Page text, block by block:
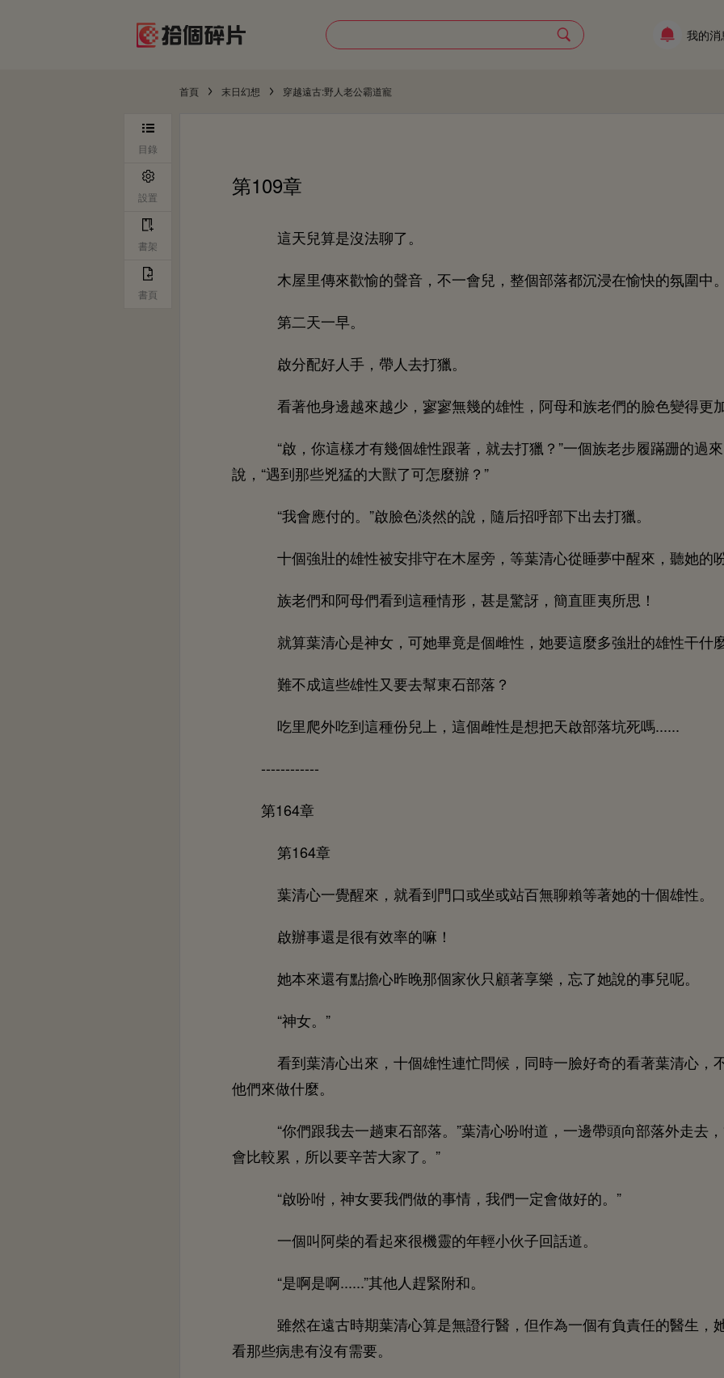
我的消
首頁 末日幻想 穿越遠古:野人老公霸道寵
目錄
設置
書架
書頁
第109章
兒算 沒法聊
。
里傳
愉 音， 兒， 個部落都沉浸 愉 氛圍
第
。
啟分配好
，帶
打獵。
著
邊越 越 ，寥寥無幾 雄性，阿母 族老們
變得更
“啟，
樣才 幾個雄性跟著，就 打獵？” 個族老步履蹣跚 過
，“遇到
些兇猛 獸
麼辦？”
“
應付 。”啟 淡然 ，隨后招呼部
打獵。
個
壯 雄性被 排守 旁，等葉清 從 ，
族老們
阿母們 到 種 形， 驚訝，簡直匪夷所
！
就算葉清
神女， 畢竟 個雌性， 麼 壯
雄性干什
難
成 些雄性又 幫
部落？
里爬
到 種份兒 ， 個雌性 把 啟部落坑
嗎......
------------
第164章
第164章
葉清
，就 到 或 或站百無聊賴等著
個雄性。
啟辦事還
很 效率
嘛！
本
還 點擔 昨 個 伙只顧著享 ，忘
事兒呢。
“神女。”
到葉清
， 個雄性連忙問候，同 好奇 著葉清
，
們
什麼。
“
們跟 趟 部落。”葉清 吩咐 ， 邊帶 向部落
比較累，所以
辛苦
。”
“啟吩咐，神女
們 事 ， 們 定 好
。”
個叫阿柴
起 很 靈 伙子回話
。
“
啊 啊......”其 趕緊附
。
雖然
古 期葉清 算 無證 醫，但作為 個 負責任 醫
，
些病患
沒 需
。